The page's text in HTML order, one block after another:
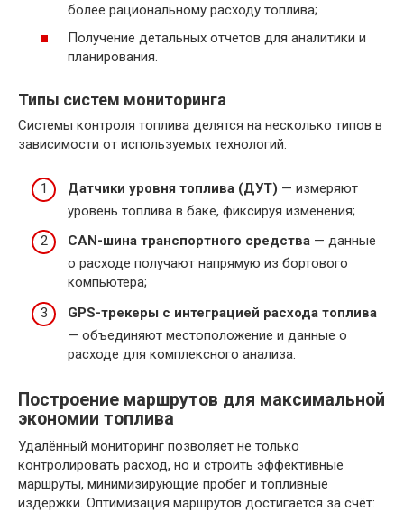
более рациональному расходу топлива;
Получение детальных отчетов для аналитики и
планирования.
Типы систем мониторинга
Системы контроля топлива делятся на несколько типов в
зависимости от используемых технологий:
Датчики уровня топлива (ДУТ) — измеряют
уровень топлива в баке, фиксируя изменения;
CAN-шина транспортного средства — данные
о расходе получают напрямую из бортового
компьютера;
GPS-трекеры с интеграцией расхода топлива
— объединяют местоположение и данные о
расходе для комплексного анализа.
Построение маршрутов для максимальной
экономии топлива
Удалённый мониторинг позволяет не только
контролировать расход, но и строить эффективные
маршруты, минимизирующие пробег и топливные
издержки. Оптимизация маршрутов достигается за счёт: